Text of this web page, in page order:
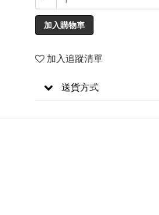
加入購物車
加入追蹤清單
送貨方式